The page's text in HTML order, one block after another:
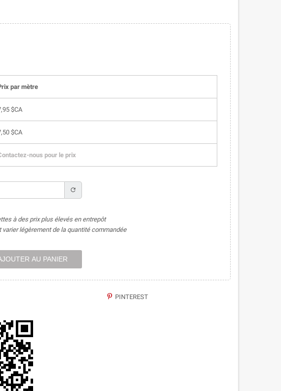
par mètre
$CA
$CA
nous pour le prix
refresh
à des prix plus élevés en entrepôt
légèrement de la quantité commandée
AU PANIER
PINTEREST